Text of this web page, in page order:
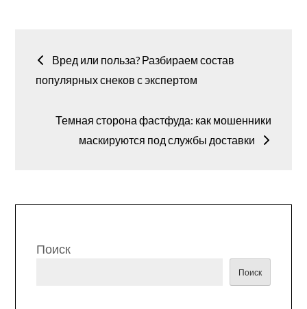
Навигация
по
записям
Вред или польза? Разбираем состав
популярных снеков с экспертом
Темная сторона фастфуда: как мошенники
маскируются под службы доставки
Поиск
Поиск